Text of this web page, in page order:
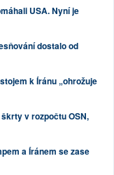
USA. Nyní je
dostalo od
k Íránu „ohrožuje
v rozpočtu OSN,
a Íránem se zase